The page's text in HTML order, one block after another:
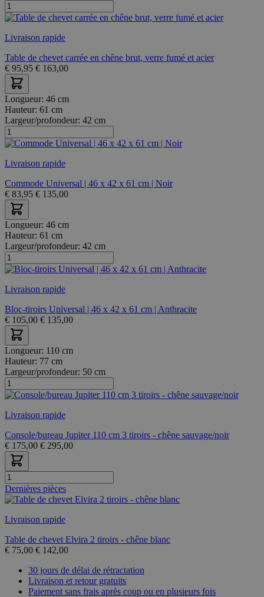
Livraison rapide
Table de chevet carrée en chêne brut, verre fumé et acier
€ 95,95 € 163,00
Longueur: 46 cm
Hauteur: 61 cm
Largeur/profondeur: 42 cm
Livraison rapide
Commode Universal | 46 x 42 x 61 cm | Noir
€ 83,95 € 135,00
Longueur: 46 cm
Hauteur: 61 cm
Largeur/profondeur: 42 cm
Livraison rapide
Bloc-tiroirs Universal | 46 x 42 x 61 cm | Anthracite
€ 105,00 € 135,00
Longueur: 110 cm
Hauteur: 77 cm
Largeur/profondeur: 50 cm
Livraison rapide
Console/bureau Jupiter 110 cm 3 tiroirs - chêne sauvage/noir
€ 175,00 € 295,00
Dernières pièces
Livraison rapide
Table de chevet Elvira 2 tiroirs - chêne blanc
€ 75,00 € 142,00
30 jours de délai de rétractation
Livraison et retour gratuits
Paiement sans frais après coup ou en plusieurs fois